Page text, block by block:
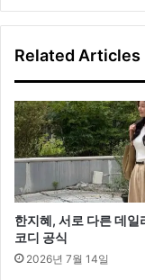
스
트
모
델
발
탁
Related Articles
한지혜, 서로 다른 데일
코디 공식
2026년 7월 14일